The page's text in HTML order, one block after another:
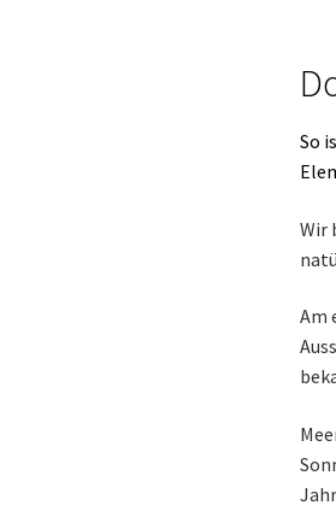
So
Wir
Am